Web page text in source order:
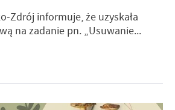
Zdrój informuje, że uzyskała
na zadanie pn. „Usuwanie...